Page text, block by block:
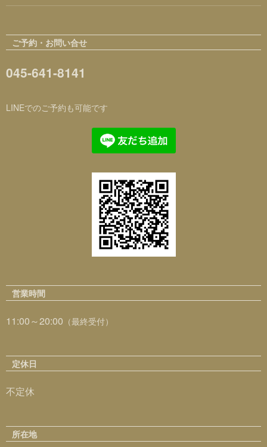
ご予約・お問い合せ
045-641-8141
LINEでのご予約も可能です
営業時間
11:00～20:00 （最終受付）
定休日
不定休
所在地